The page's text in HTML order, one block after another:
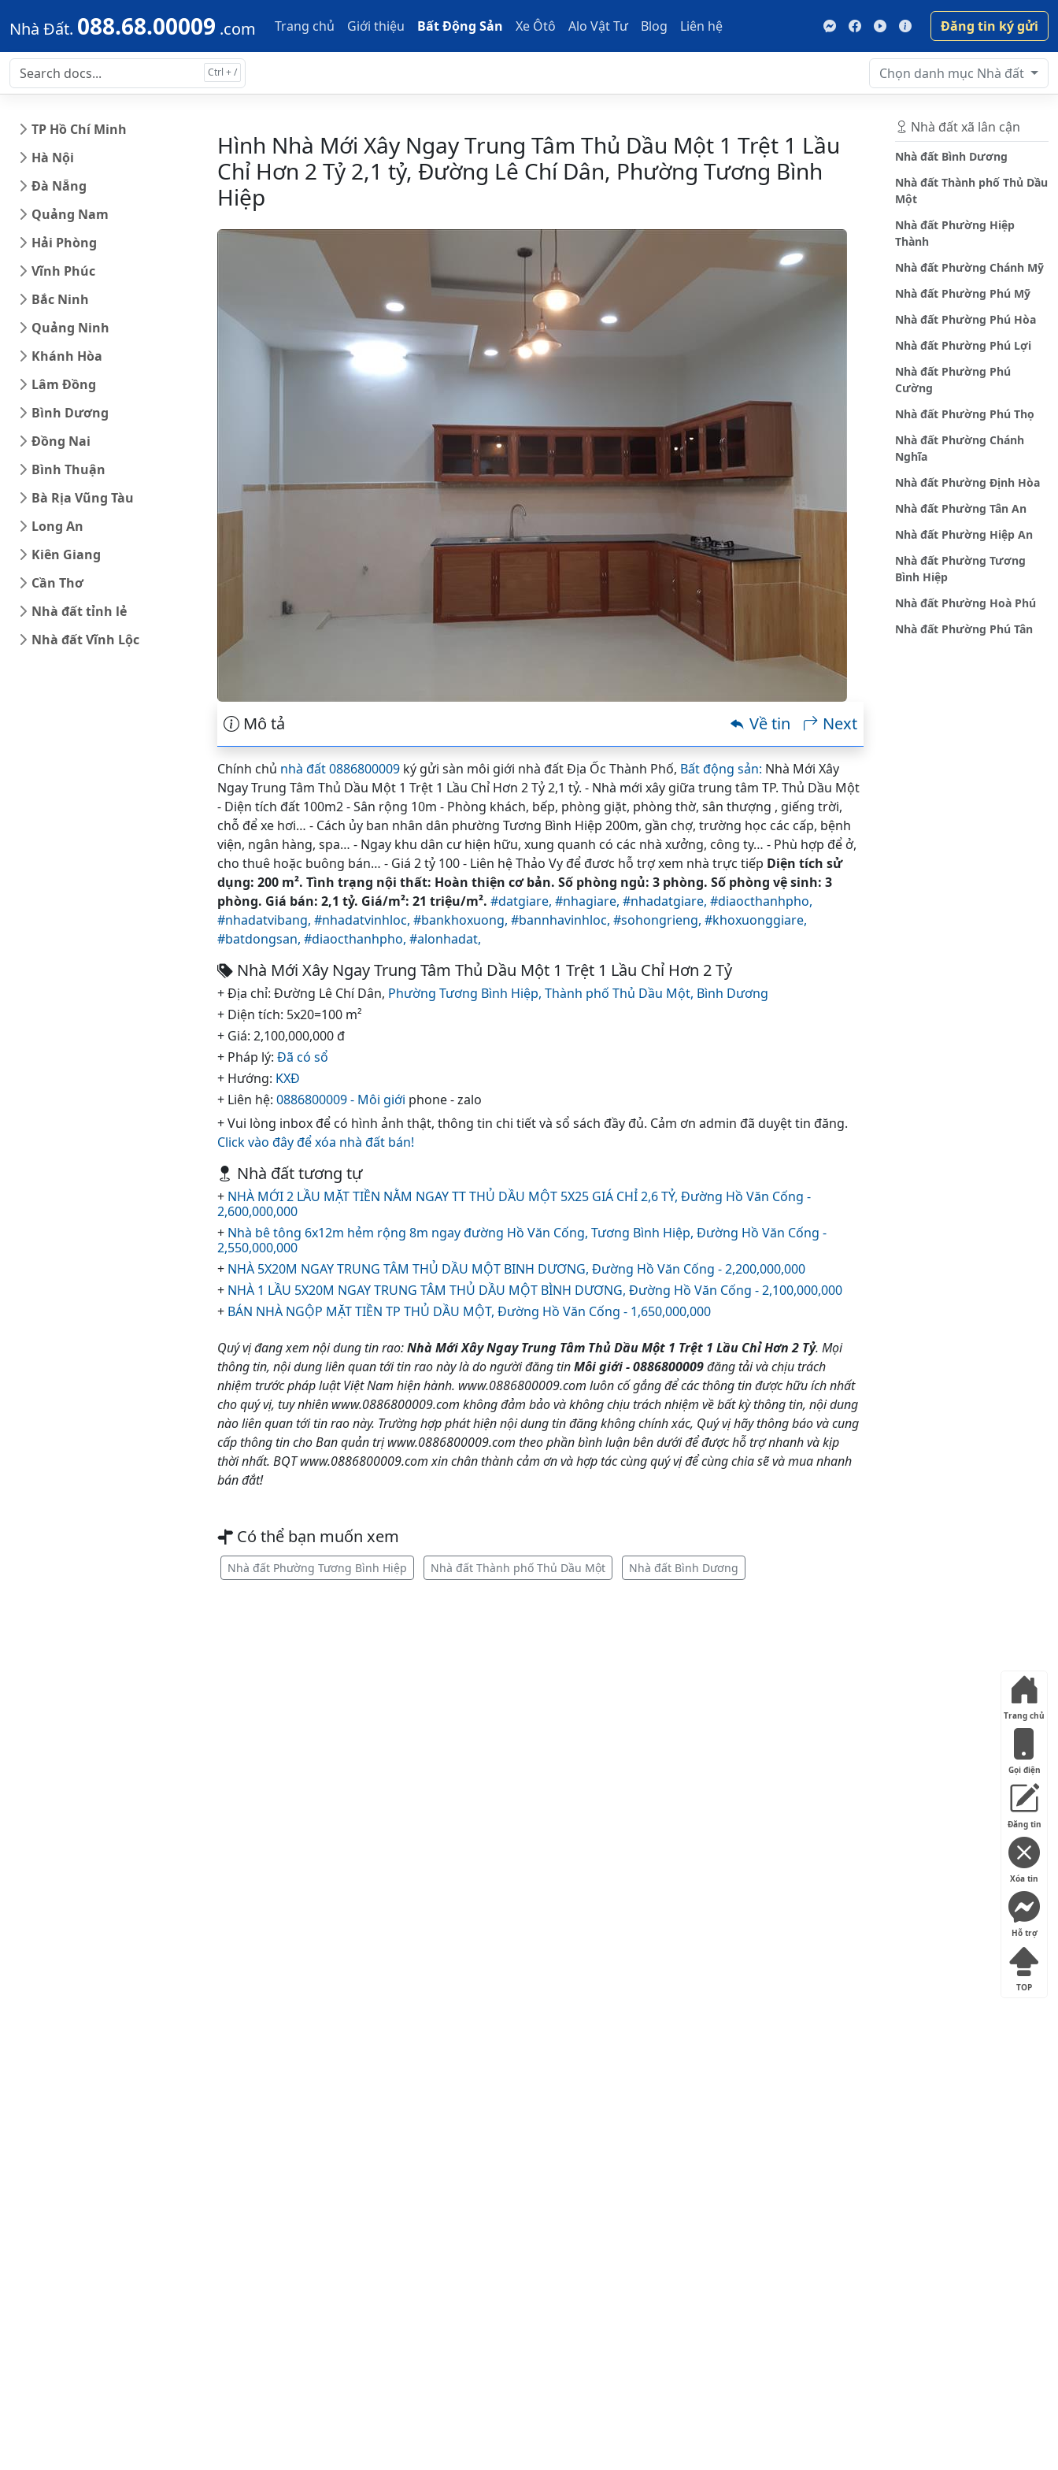
Skip to main content Skip to docs navigation
Nhà Đất. 088.68.00009 .com Trang chủ Giới thiệu Bất Động Sản Xe Ôtô Alo Vật Tư Blog Liên hệ Đăng tin ký gửi
Chọn danh mục Nhà đất
TP Hồ Chí Minh
Hà Nội
Đà Nẵng
Quảng Nam
Hải Phòng
Vĩnh Phúc
Bắc Ninh
Quảng Ninh
Khánh Hòa
Lâm Đồng
Bình Dương
Đồng Nai
Bình Thuận
Bà Rịa Vũng Tàu
Long An
Kiên Giang
Cần Thơ
Nhà đất tỉnh lẻ
Nhà đất Vĩnh Lộc
Hình Nhà Mới Xây Ngay Trung Tâm Thủ Dầu Một 1 Trệt 1 Lầu
Chỉ Hơn 2 Tỷ 2,1 tỷ, Đường Lê Chí Dân, Phường Tương Bình
Hiệp
Mô tả Next
Về tin
Chính chủ nhà đất 0886800009 ký gửi sàn môi giới nhà đất Địa Ốc Thành Phố, Bất động sản: Nhà Mới Xây
Ngay Trung Tâm Thủ Dầu Một 1 Trệt 1 Lầu Chỉ Hơn 2 Tỷ 2,1 tỷ. - Nhà mới xây giữa trung tâm TP. Thủ Dầu Một
- Diện tích đất 100m2 - Sân rộng 10m - Phòng khách, bếp, phòng giặt, phòng thờ, sân thượng , giếng trời,
chỗ để xe hơi… - Cách ủy ban nhân dân phường Tương Bình Hiệp 200m, gần chợ, trường học các cấp, bệnh
viện, ngân hàng, spa… - Ngay khu dân cư hiện hữu, xung quanh có các nhà xưởng, công ty… - Phù hợp để ở,
cho thuê hoặc buông bán… - Giá 2 tỷ 100 - Liên hệ Thảo Vy để đươc hỗ trợ xem nhà trực tiếp Diện tích sử
dụng: 200 m². Tình trạng nội thất: Hoàn thiện cơ bản. Số phòng ngủ: 3 phòng. Số phòng vệ sinh: 3
phòng. Giá bán: 2,1 tỷ. Giá/m²: 21 triệu/m². #datgiare, #nhagiare, #nhadatgiare, #diaocthanhpho,
#nhadatvibang, #nhadatvinhloc, #bankhoxuong, #bannhavinhloc, #sohongrieng, #khoxuonggiare,
#batdongsan, #diaocthanhpho, #alonhadat,
Nhà Mới Xây Ngay Trung Tâm Thủ Dầu Một 1 Trệt 1 Lầu Chỉ Hơn 2 Tỷ
+ Địa chỉ: Đường Lê Chí Dân, Phường Tương Bình Hiệp, Thành phố Thủ Dầu Một, Bình Dương
+ Diện tích: 5x20=100 m²
+ Giá: 2,100,000,000 đ
+ Pháp lý: Đã có sổ
+ Hướng: KXĐ
+ Liên hệ: 0886800009 - Môi giới phone - zalo
+ Vui lòng inbox để có hình ảnh thật, thông tin chi tiết và sổ sách đầy đủ. Cảm ơn admin đã duyệt tin đăng.
Click vào đây để xóa nhà đất bán!
Nhà đất tương tự
+ NHÀ MỚI 2 LẦU MẶT TIỀN NẰM NGAY TT THỦ DẦU MỘT 5X25 GIÁ CHỈ 2,6 TỶ, Đường Hồ Văn Cống -
2,600,000,000
+ Nhà bê tông 6x12m hẻm rộng 8m ngay đường Hồ Văn Cống, Tương Bình Hiệp, Đường Hồ Văn Cống -
2,550,000,000
+ NHÀ 5X20M NGAY TRUNG TÂM THỦ DẦU MỘT BINH DƯƠNG, Đường Hồ Văn Cống - 2,200,000,000
+ NHÀ 1 LẦU 5X20M NGAY TRUNG TÂM THỦ DẦU MỘT BÌNH DƯƠNG, Đường Hồ Văn Cống - 2,100,000,000
+ BÁN NHÀ NGỘP MẶT TIỀN TP THỦ DẦU MỘT, Đường Hồ Văn Cống - 1,650,000,000
Quý vị đang xem nội dung tin rao:Nhà Mới Xây Ngay Trung Tâm Thủ Dầu Một 1 Trệt 1 Lầu Chỉ Hơn 2 Tỷ. Mọi
thông tin, nội dung liên quan tới tin rao này là do người đăng tinMôi giới - 0886800009đăng tải và chịu trách
nhiệm trước pháp luật Việt Nam hiện hành. www.0886800009.com luôn cố gắng để các thông tin được hữu ích nhất
cho quý vị, tuy nhiên www.0886800009.com không đảm bảo và không chịu trách nhiệm về bất kỳ thông tin, nội dung
nào liên quan tới tin rao này. Trường hợp phát hiện nội dung tin đăng không chính xác, Quý vị hãy thông báo và cung
cấp thông tin cho Ban quản trị www.0886800009.com theo phần bình luận bên dưới để được hỗ trợ nhanh và kịp
thời nhất. BQT www.0886800009.com xin chân thành cảm ơn và hợp tác cùng quý vị để cùng chia sẽ và mua nhanh
bán đắt!
Có thể bạn muốn xem
Nhà đất Phường Tương Bình Hiệp Nhà đất Thành phố Thủ Dầu Một Nhà đất Bình Dương
Trang chủ
Gọi điện
Đăng tin
Xóa tin
Hỗ trợ
TOP
Nhà đất xã lân cận
Nhà đất Bình Dương
Nhà đất Thành phố Thủ Dầu
Một
Nhà đất Phường Hiệp
Thành
Nhà đất Phường Chánh Mỹ
Nhà đất Phường Phú Mỹ
Nhà đất Phường Phú Hòa
Nhà đất Phường Phú Lợi
Nhà đất Phường Phú
Cường
Nhà đất Phường Phú Thọ
Nhà đất Phường Chánh
Nghĩa
Nhà đất Phường Định Hòa
Nhà đất Phường Tân An
Nhà đất Phường Hiệp An
Nhà đất Phường Tương
Bình Hiệp
Nhà đất Phường Hoà Phú
Nhà đất Phường Phú Tân